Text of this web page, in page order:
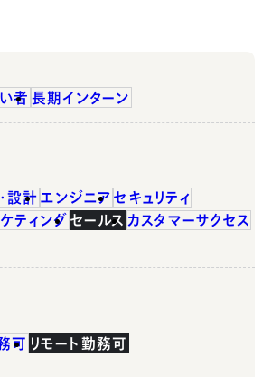
者 長期インターン
設計 エンジニア セキュリティ
ティング セールス カスタマーサクセス
可 リモート勤務可